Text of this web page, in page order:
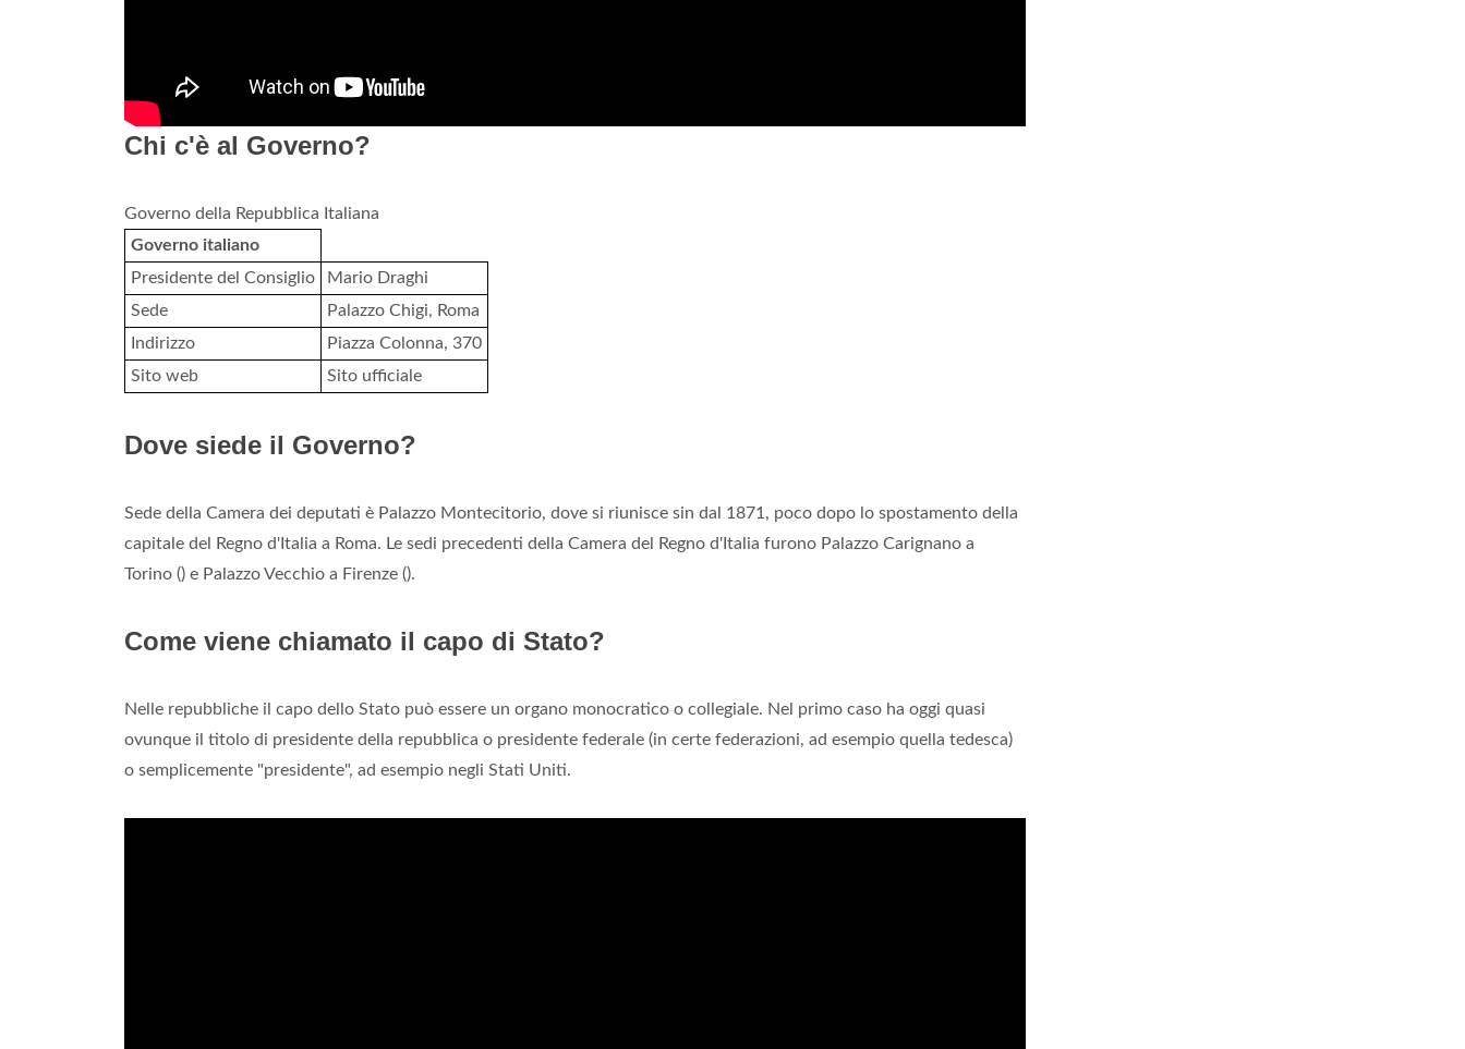
Chi c'è al Governo?
Governo della Repubblica Italiana
Governo italiano
Presidente del Consiglio
Mario Draghi
Sede
Palazzo Chigi, Roma
Indirizzo
Piazza Colonna, 370
Sito web
Sito ufficiale
Dove siede il Governo?
Sede della Camera dei deputati è Palazzo Montecitorio, dove si riunisce sin dal 1871, poco dopo lo spostamento della
capitale del Regno d'Italia a Roma. Le sedi precedenti della Camera del Regno d'Italia furono Palazzo Carignano a
Torino () e Palazzo Vecchio a Firenze ().
Come viene chiamato il capo di Stato?
Nelle repubbliche il capo dello Stato può essere un organo monocratico o collegiale. Nel primo caso ha oggi quasi
ovunque il titolo di presidente della repubblica o presidente federale (in certe federazioni, ad esempio quella tedesca)
o semplicemente "presidente", ad esempio negli Stati Uniti.